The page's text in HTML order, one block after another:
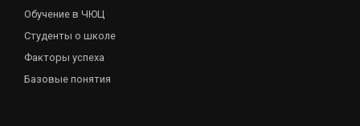
Обучение в ЧЮЦ
Студенты о школе
Факторы успеха
Базовые понятия